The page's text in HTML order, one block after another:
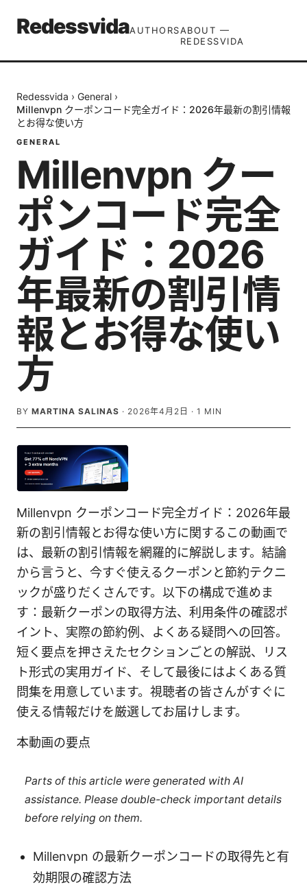
RedessvidaAUTHORSABOUT —
REDESSVIDA
Redessvida › General ›
Millenvpn クーポンコード完全ガイド：2026年最新の割引情報
とお得な使い方
GENERAL
Millenvpn クー
ポンコード完全
ガイド：2026
年最新の割引情
報とお得な使い
方
BY MARTINA SALINAS · 2026年4月2日 · 1 MIN
Millenvpn クーポンコード完全ガイド：2026年最
新の割引情報とお得な使い方に関するこの動画で
は、最新の割引情報を網羅的に解説します。結論
から言うと、今すぐ使えるクーポンと節約テクニ
ックが盛りだくさんです。以下の構成で進めま
す：最新クーポンの取得方法、利用条件の確認ポ
イント、実際の節約例、よくある疑問への回答。
短く要点を押さえたセクションごとの解説、リス
ト形式の実用ガイド、そして最後にはよくある質
問集を用意しています。視聴者の皆さんがすぐに
使える情報だけを厳選してお届けします。
本動画の要点
Parts of this article were generated with AI
assistance. Please double-check important details
before relying on them.
Millenvpn の最新クーポンコードの取得先と有
効期限の確認方法